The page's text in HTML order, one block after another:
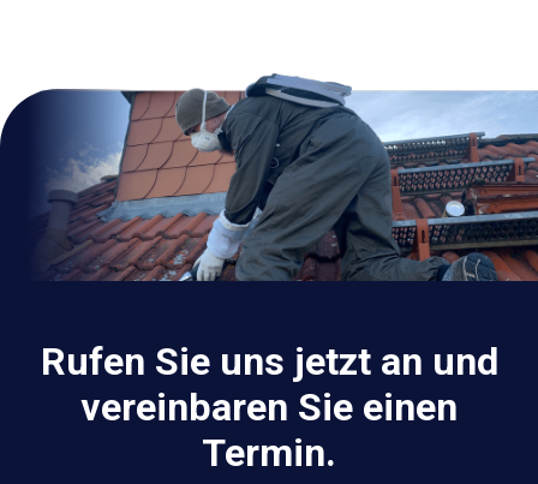
Rufen Sie uns jetzt an und
vereinbaren Sie einen
Termin.